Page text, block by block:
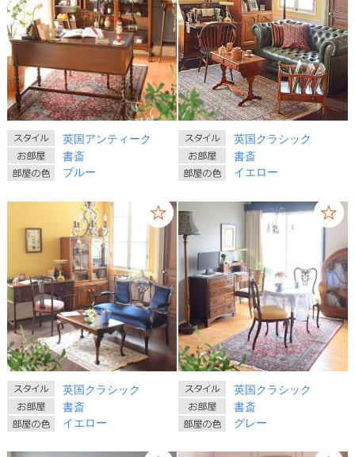
英国アンティーク
書斎
ブルー
英国クラシック
書斎
イエロー
英国クラシック
書斎
イエロー
英国クラシック
書斎
グレー